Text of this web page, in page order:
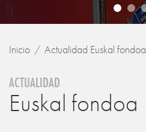
Inicio Actualidad Euskal fondoa
ACTUALIDAD
Euskal fondoa